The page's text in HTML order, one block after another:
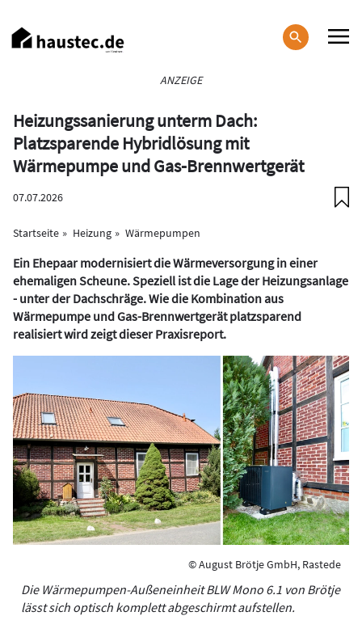
zum
Inhalt
ANZEIGE
Heizungssanierung unterm Dach:
Platzsparende Hybridlösung mit
Wärmepumpe und Gas-Brennwertgerät
07.07.2026
Startseite Heizung Wärmepumpen
Ein Ehepaar modernisiert die Wärmeversorgung in einer
ehemaligen Scheune. Speziell ist die Lage der Heizungsanlage
- unter der Dachschräge. Wie die Kombination aus
Wärmepumpe und Gas-Brennwertgerät platzsparend
realisiert wird zeigt dieser Praxisreport.
© August Brötje GmbH, Rastede
Die Wärmepumpen-Außeneinheit BLW Mono 6.1 von Brötje
lässt sich optisch komplett abgeschirmt aufstellen.